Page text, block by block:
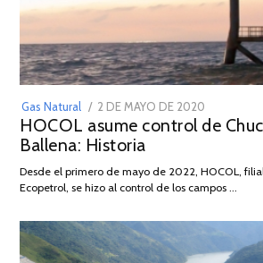
Gas Natural
POSTED
ON
2 DE MAYO DE 2020
DE
2026
HOCOL asume control de
Ballena: Historia
Desde el primero de mayo de 2022, HOCOL,
Ecopetrol, se hizo al control de los campos …